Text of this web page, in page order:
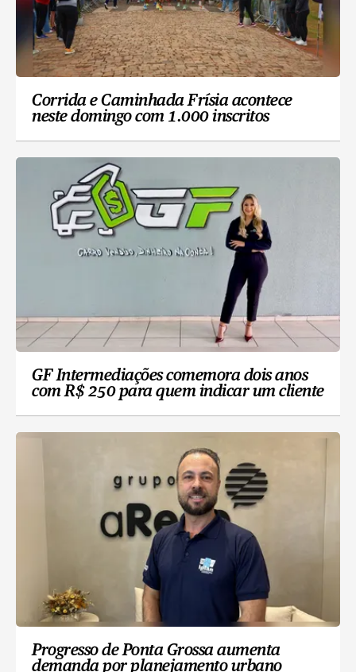
Corrida e Caminhada Frísia acontece
neste domingo com 1.000 inscritos
GF Intermediações comemora dois anos
com R$ 250 para quem indicar um cliente
Progresso de Ponta Grossa aumenta
demanda por planejamento urbano